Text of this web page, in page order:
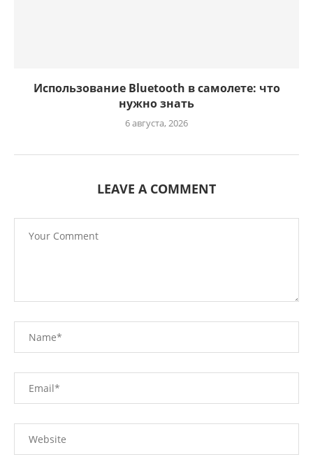
Использование Bluetooth в самолете: что
нужно знать
6 августа, 2026
LEAVE A COMMENT